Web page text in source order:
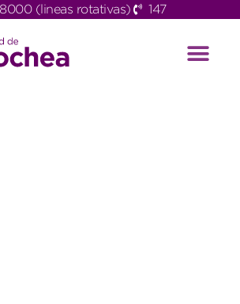
(lineas rotativas) 147